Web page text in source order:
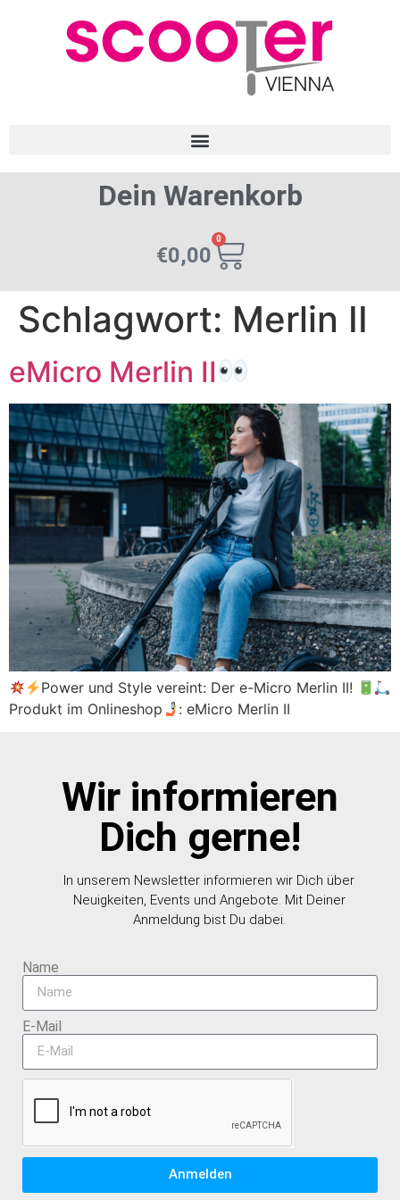
Dein Warenkorb
€0,00
0
Schlagwort: Merlin II
eMicro Merlin II
Power und Style vereint: Der e-Micro Merlin II!
Produkt im Onlineshop
: eMicro Merlin II
Wir informieren
Dich gerne!
In unserem Newsletter informieren wir Dich über
Neuigkeiten, Events und Angebote. Mit Deiner
Anmeldung bist Du dabei.
Name
E-Mail
Anmelden